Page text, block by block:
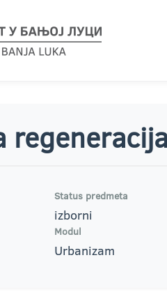
Status predmeta
izborni
Modul
Urbanizam